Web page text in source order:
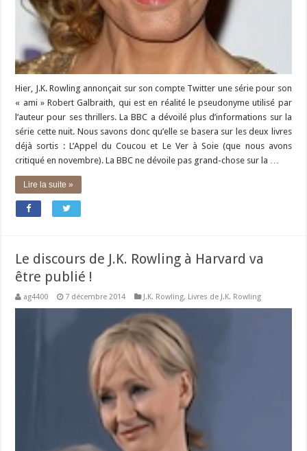
Hier, J.K. Rowling annonçait sur son compte Twitter une série pour son
« ami » Robert Galbraith, qui est en réalité le pseudonyme utilisé par
l’auteur pour ses thrillers. La BBC a dévoilé plus d’informations sur la
série cette nuit. Nous savons donc qu’elle se basera sur les deux livres
déjà sortis : L’Appel du Coucou et Le Ver à Soie (que nous avons
critiqué en novembre). La BBC ne dévoile pas grand-chose sur la …
Lire la suite »
Le discours de J.K. Rowling à Harvard va
être publié !
ag4400 7 décembre 2014 J.K. Rowling, Livres de J.K. Rowling